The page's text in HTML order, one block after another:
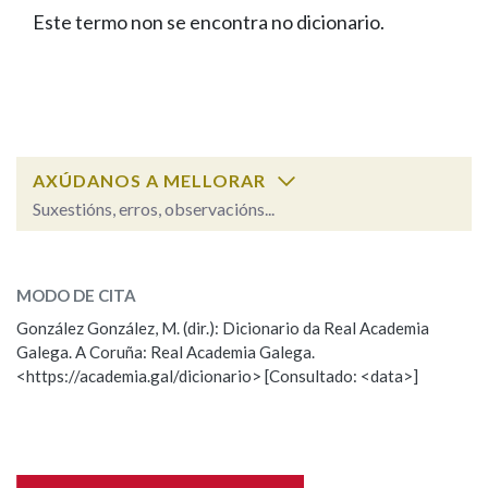
FIGURAS HOMENAXEADAS
PORTAL DAS PALABRAS
Facebook
TwitterYoutubeInstagram
Bluesky
BUSCAR NOS LEMAS
Remata por
BUSCAR NO CONTIDO
Nas definicións
Este termo non se encontra no dicionario.
AXÚDANOS A MELLORAR
Suxestións, erros, observacións...
Observación
Nome
MODO DE CITA
González González, M. (dir.): Dicionario da Real Academia
Galega. A Coruña: Real Academia Galega.
<https://academia.gal/dicionario> [Consultado: <data>]